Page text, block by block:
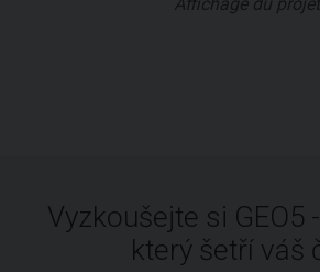
Vyzkoušejte si GEO5
který šetří váš